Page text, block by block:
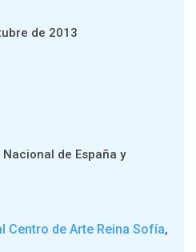
de 2013
de España y
Centro de Arte Reina Sofía,